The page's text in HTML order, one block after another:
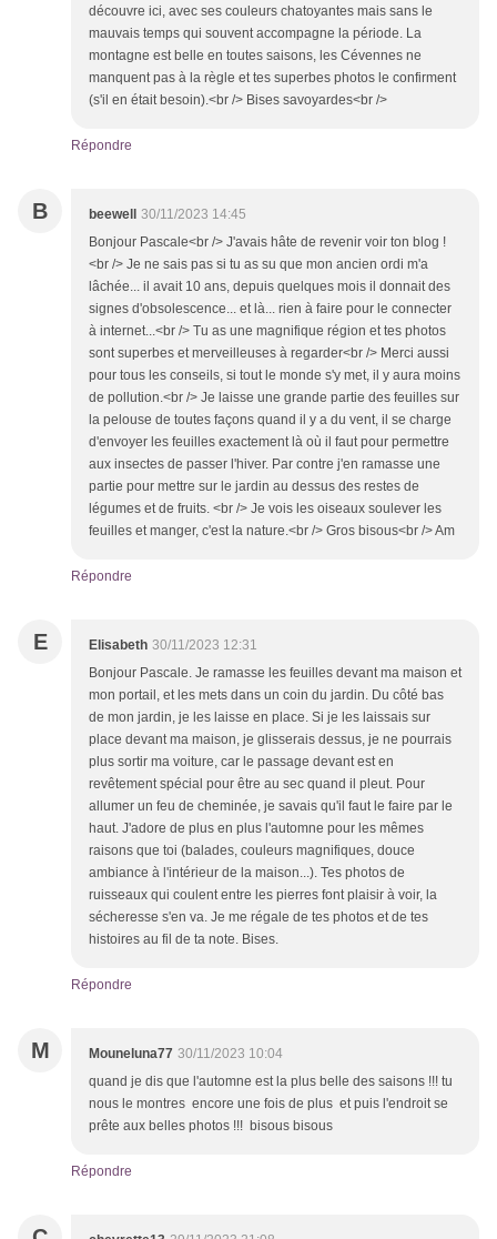
découvre ici, avec ses couleurs chatoyantes mais sans le
mauvais temps qui souvent accompagne la période. La
montagne est belle en toutes saisons, les Cévennes ne
manquent pas à la règle et tes superbes photos le confirment
(s'il en était besoin).<br /> Bises savoyardes<br />
Répondre
B beewell
30/11/2023 14:45
Bonjour Pascale<br /> J'avais hâte de revenir voir ton blog !
<br /> Je ne sais pas si tu as su que mon ancien ordi m'a
lâchée... il avait 10 ans, depuis quelques mois il donnait des
signes d'obsolescence... et là... rien à faire pour le connecter
à internet...<br /> Tu as une magnifique région et tes photos
sont superbes et merveilleuses à regarder<br /> Merci aussi
pour tous les conseils, si tout le monde s'y met, il y aura moins
de pollution.<br /> Je laisse une grande partie des feuilles sur
la pelouse de toutes façons quand il y a du vent, il se charge
d'envoyer les feuilles exactement là où il faut pour permettre
aux insectes de passer l'hiver. Par contre j'en ramasse une
partie pour mettre sur le jardin au dessus des restes de
légumes et de fruits. <br /> Je vois les oiseaux soulever les
feuilles et manger, c'est la nature.<br /> Gros bisous<br /> Am
Répondre
E Elisabeth 30/11/2023 12:31
Bonjour Pascale. Je ramasse les feuilles devant ma maison et
mon portail, et les mets dans un coin du jardin. Du côté bas
de mon jardin, je les laisse en place. Si je les laissais sur
place devant ma maison, je glisserais dessus, je ne pourrais
plus sortir ma voiture, car le passage devant est en
revêtement spécial pour être au sec quand il pleut. Pour
allumer un feu de cheminée, je savais qu'il faut le faire par le
haut. J'adore de plus en plus l'automne pour les mêmes
raisons que toi (balades, couleurs magnifiques, douce
ambiance à l'intérieur de la maison...). Tes photos de
ruisseaux qui coulent entre les pierres font plaisir à voir, la
sécheresse s'en va. Je me régale de tes photos et de tes
histoires au fil de ta note. Bises.
Répondre
M Mouneluna77 30/11/2023 10:04
quand je dis que l'automne est la plus belle des saisons !!! tu
nous le montres encore une fois de plus et puis l'endroit se
prête aux belles photos !!! bisous bisous
Répondre